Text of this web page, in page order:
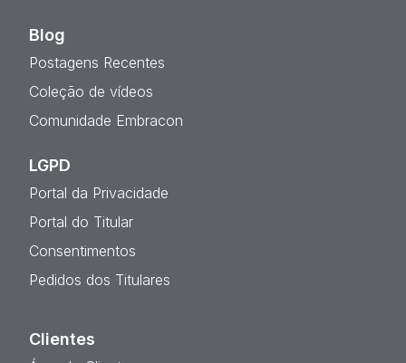
Blog
Postagens Recentes
Coleção de vídeos
Comunidade Embracon
LGPD
Portal da Privacidade
Portal do Titular
Consentimentos
Pedidos dos Titulares
Clientes